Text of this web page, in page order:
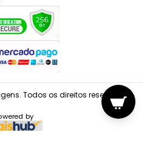
Todos os direitos reservados.
by